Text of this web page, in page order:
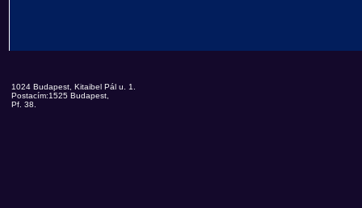
1024 Budapest, Kitaibel Pál u. 1.
Postacím:1525 Budapest,
Pf. 38.